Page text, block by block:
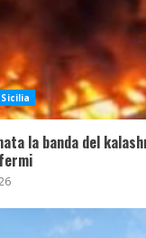
la banda del